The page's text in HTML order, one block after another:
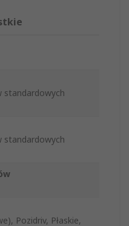
standardowych
standardowych
Pozidriv, Płaskie,